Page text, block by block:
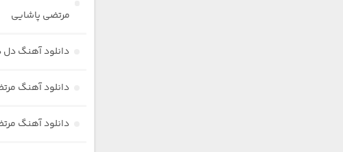
مرتضی پاشایی
دانلود آهنگ دل
دانلود آهنگ
دانلود آهنگ